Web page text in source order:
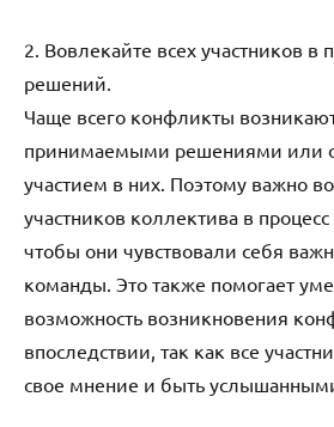
2. Вовлекайте всех участников в
решений.
Чаще всего конфликты
принимаемыми решениями или
участием в них. Поэтому важно
участников коллектива в
чтобы они чувствовали себя
команды. Это также помогает
возможность возникновения
впоследствии, так как все
свое мнение и быть